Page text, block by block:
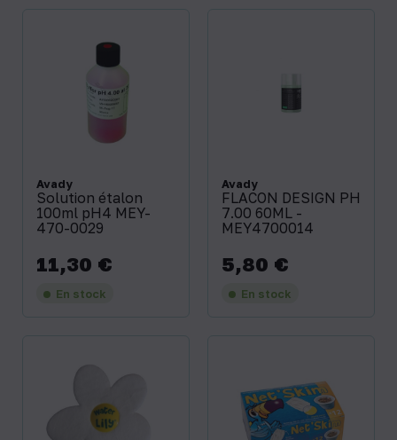
Avady
Solution étalon
100ml pH4 MEY-
470-0029
Prix
11,30 €
En stock
Avady
FLACON DESIGN PH
7.00 60ML -
MEY4700014
Prix
5,80 €
En stock